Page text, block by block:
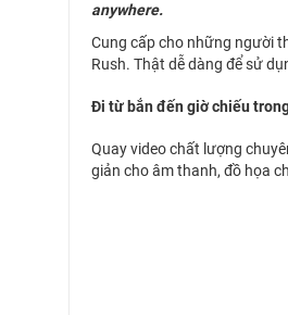
anywhere.
Cung cấp cho những người
Rush. Thật dễ dàng để sử
Đi từ bắn đến giờ chiếu
Quay video chất lượng
giản cho âm thanh, đồ họa